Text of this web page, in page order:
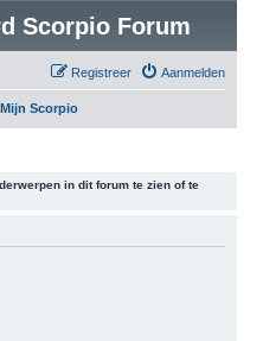
Scorpio Forum
Aanmelden
Registreer
Mijn Scorpio
in dit forum te zien of te